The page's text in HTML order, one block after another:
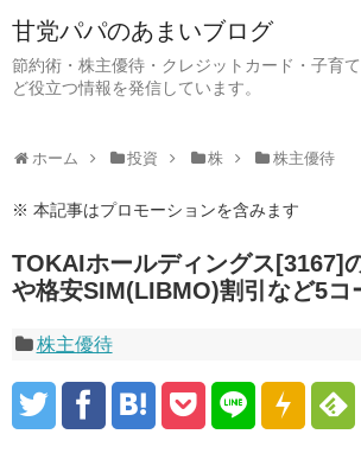
甘党パパのあまいブログ
節約術・株主優待・クレジットカード・子育
ど役立つ情報を発信しています。
ホーム 投資 株 株主優待
※ 本記事はプロモーションを含みます
TOKAIホールディングス[3167]
や格安SIM(LIBMO)割引など5コ
株主優待